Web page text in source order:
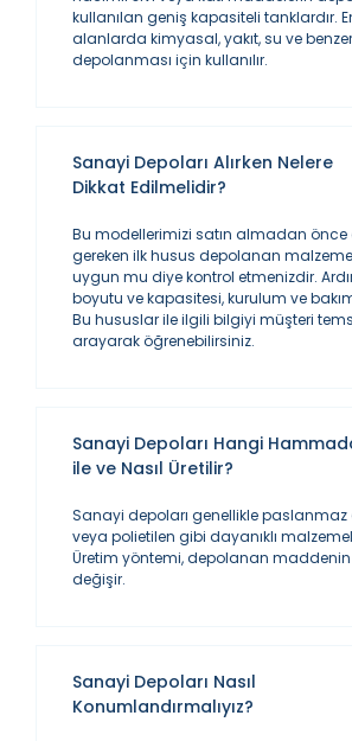
kullanılan geniş kapasiteli tanklardır.
alanlarda kimyasal, yakıt, su ve
depolanması için kullanılır.
Sanayi Depoları Alırken Nelere
Dikkat Edilmelidir?
Bu modellerimizi satın almadan önce
gereken ilk husus depolanan
uygun mu diye kontrol etmenizdir.
boyutu ve kapasitesi, kurulum ve bakım
Bu hususlar ile ilgili bilgiyi müşteri
arayarak öğrenebilirsiniz.
Sanayi Depoları Hangi
ile ve Nasıl Üretilir?
Sanayi depoları genellikle paslanmaz
veya polietilen gibi dayanıklı
Üretim yöntemi, depolanan
değişir.
Sanayi Depoları Nasıl
Konumlandırmalıyız?